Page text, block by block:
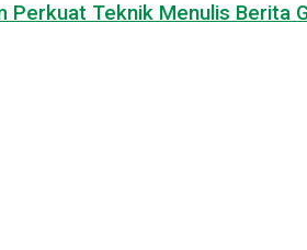
Perkuat Teknik Menulis Berita